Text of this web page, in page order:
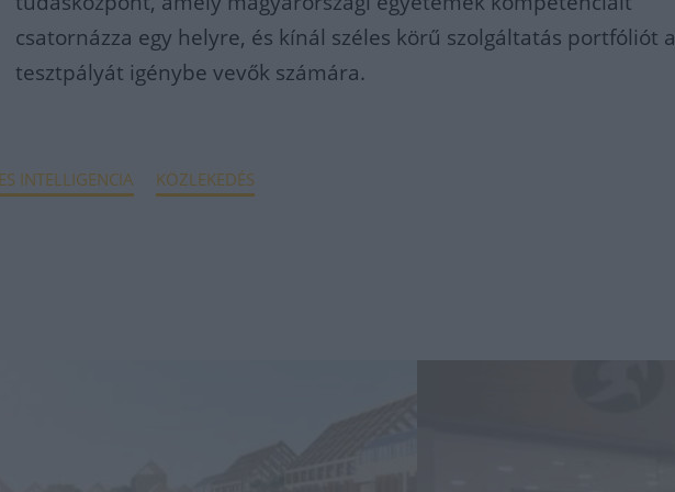
csatornázza egy helyre, és kínál széles körű szolgáltatás portfóliót a
tesztpályát igénybe vevők számára.
INTELLIGENCIA KÖZLEKEDÉS